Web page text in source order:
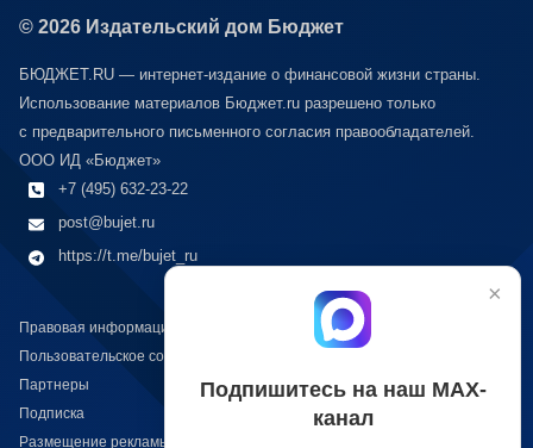
© 2026 Издательский дом Бюджет
БЮДЖЕТ.RU — интернет-издание о финансовой жизни страны.
Использование материалов Бюджет.ru разрешено только
с предварительного письменного согласия правообладателей.
ООО ИД «Бюджет»
+7 (495) 632-23-22
post@bujet.ru
https://t.me/bujet_ru
Правовая информация
Пользовательское соглашение
Партнеры
Подписка
Размещение рекламы
×
Подпишитесь на наш МАХ-
канал